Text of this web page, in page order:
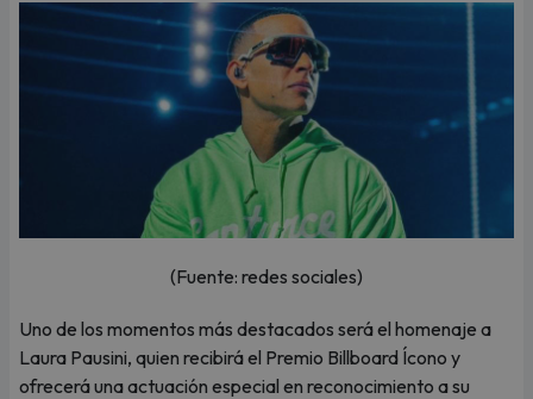
(Fuente: redes sociales)
Uno de los momentos más destacados será el homenaje a
Laura Pausini, quien recibirá el Premio Billboard Ícono y
ofrecerá una actuación especial en reconocimiento a su